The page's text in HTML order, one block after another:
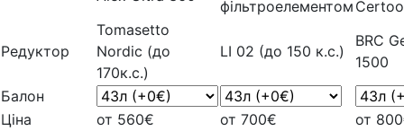
фільтроелементом
Редуктор
Tomasetto
Nordic (до
170к.с.)
LI 02 (до 150 к.с.)
BRC
1500
Балон
Ціна
от 560€ от 700€
от